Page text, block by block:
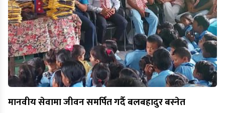
मानवीय सेवामा जीवन समर्पित गर्दै बलबहादुर बस्नेत